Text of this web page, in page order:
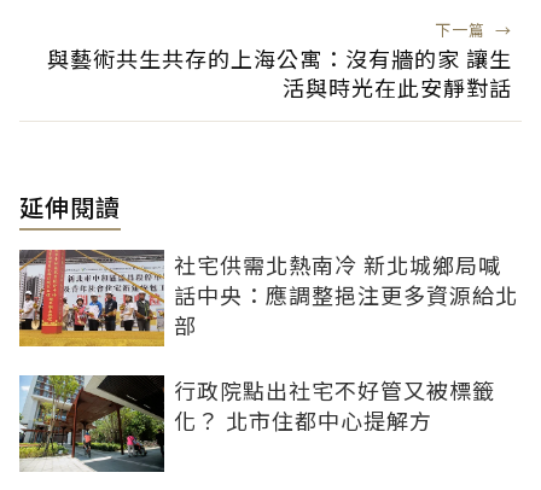
下一篇 →
與藝術共生共存的上海公寓：沒有牆的家 讓生
活與時光在此安靜對話
延伸閱讀
社宅供需北熱南冷 新北城鄉局喊
話中央：應調整挹注更多資源給北
部
行政院點出社宅不好管又被標籤
化？ 北市住都中心提解方